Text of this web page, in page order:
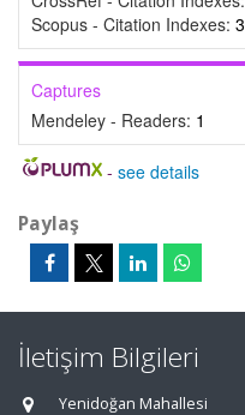
Scopus - Citation Indexes: 3
Captures
Mendeley - Readers: 1
- see details
Paylaş
İletişim Bilgileri
Yenidoğan Mahallesi